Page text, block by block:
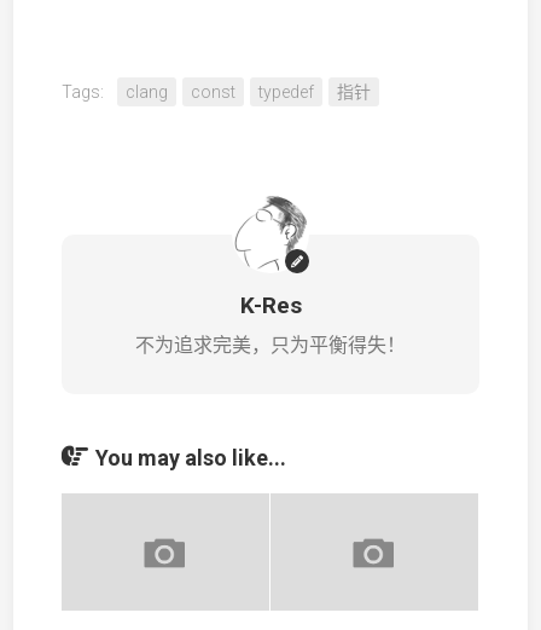
Tags: clang const typedef 指针
K-Res
不为追求完美，只为平衡得失！
You may also like...